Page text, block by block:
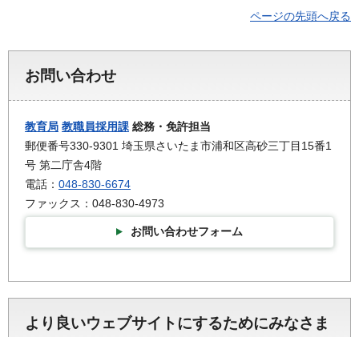
ページの先頭へ戻る
お問い合わせ
教育局 教職員採用課 総務・免許担当
郵便番号330-9301 埼玉県さいたま市浦和区高砂三丁目15番1
号 第二庁舎4階
電話： 048-830-6674
ファックス：048-830-4973
お問い合わせフォーム
より良いウェブサイトにするためにみなさま